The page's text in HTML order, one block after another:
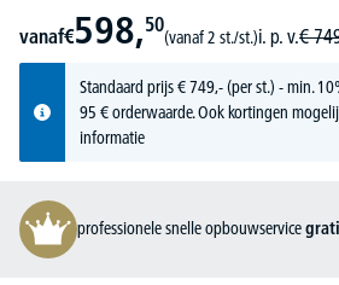
vanaf€598,50
(vanaf 2 st./st.)i. p. v.€
Standaard prijs€749,-(per st.) - min.
95 € orderwaarde. Ook kortingen
informatie
professionele snelle opbouwservice